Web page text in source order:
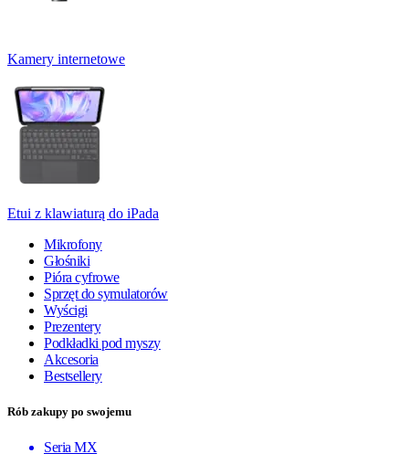
Kamery internetowe
Etui z klawiaturą do iPada
Mikrofony
Głośniki
Pióra cyfrowe
Sprzęt do symulatorów
Wyścigi
Prezentery
Podkładki pod myszy
Akcesoria
Bestsellery
Rób zakupy po swojemu
Seria MX